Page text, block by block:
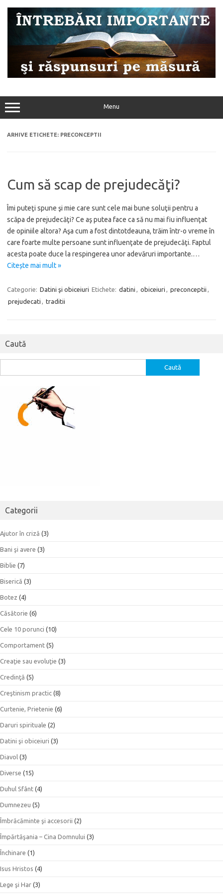
conținut
Menu
ARHIVE ETICHETE: PRECONCEPTII
Cum să scap de prejudecăţi?
Îmi puteţi spune şi mie care sunt cele mai bune soluţii pentru a
scăpa de prejudecăţi? Ce aş putea face ca să nu mai fiu influenţat
de opiniile altora? Aşa cum a fost dintotdeauna, trăim într-o vreme în
care foarte multe persoane sunt influenţate de prejudecăţi. Faptul
acesta poate duce la respingerea unor adevăruri importante.…
Citește mai mult »
Categorie: Datini şi obiceiuri Etichete: datini obiceiuri preconceptii
prejudecati
traditii
Caută
după:
Categorii
Ajutor în criză (3)
Bani şi avere (3)
Biblie (7)
Biserică (3)
Botez (4)
Căsătorie (6)
Cele 10 porunci (10)
Comportament (5)
Creaţie sau evoluţie (3)
Credinţă (5)
Creştinism practic (8)
Curtenie, Prietenie (6)
Daruri spirituale (2)
Datini şi obiceiuri (3)
Diavol (3)
Diverse (15)
Duhul Sfânt (4)
Dumnezeu (5)
Îmbrăcăminte şi accesorii (2)
Împărtăşania – Cina Domnului (3)
Închinare (1)
Isus Hristos (4)
Lege şi Har (3)